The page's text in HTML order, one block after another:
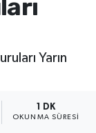
Yarın
1 DK
OKUNMA SÜRESI